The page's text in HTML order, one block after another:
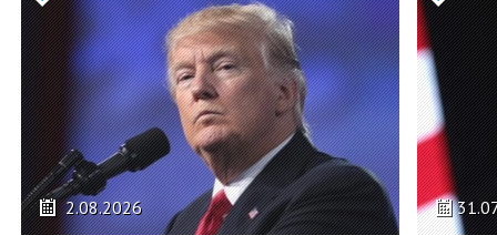
2.08.2026